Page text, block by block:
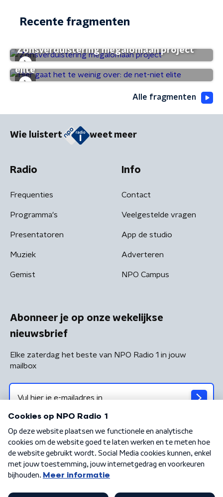
Recente fragmenten
'Zonsverduistering megalomaan project'
Hier gaat het te weinig over: de net-niet
elite
Alle fragmenten
Wie luistert weet meer
Radio
Frequenties
Programma's
Presentatoren
Muziek
Gemist
Info
Contact
Veelgestelde vragen
App de studio
Adverteren
NPO Campus
Abonneer je op onze wekelijkse
nieuwsbrief
Elke zaterdag het beste van NPO Radio 1 in jouw
mailbox
Algemene voorwaarden